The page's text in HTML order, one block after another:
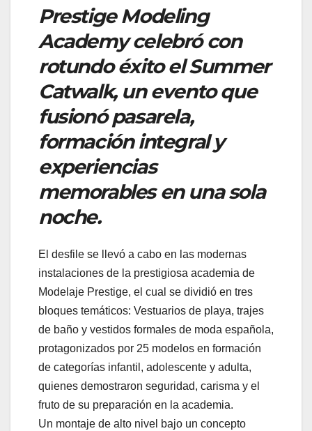
Prestige Modeling
Academy celebró con
rotundo éxito el Summer
Catwalk, un evento que
fusionó pasarela,
formación integral y
experiencias
memorables en una sola
noche.
El desfile se llevó a cabo en las modernas
instalaciones de la prestigiosa academia de
Modelaje Prestige, el cual se dividió en tres
bloques temáticos: Vestuarios de playa, trajes
de baño y vestidos formales de moda española,
protagonizados por 25 modelos en formación
de categorías infantil, adolescente y adulta,
quienes demostraron seguridad, carisma y el
fruto de su preparación en la academia.
Un montaje de alto nivel bajo un concepto